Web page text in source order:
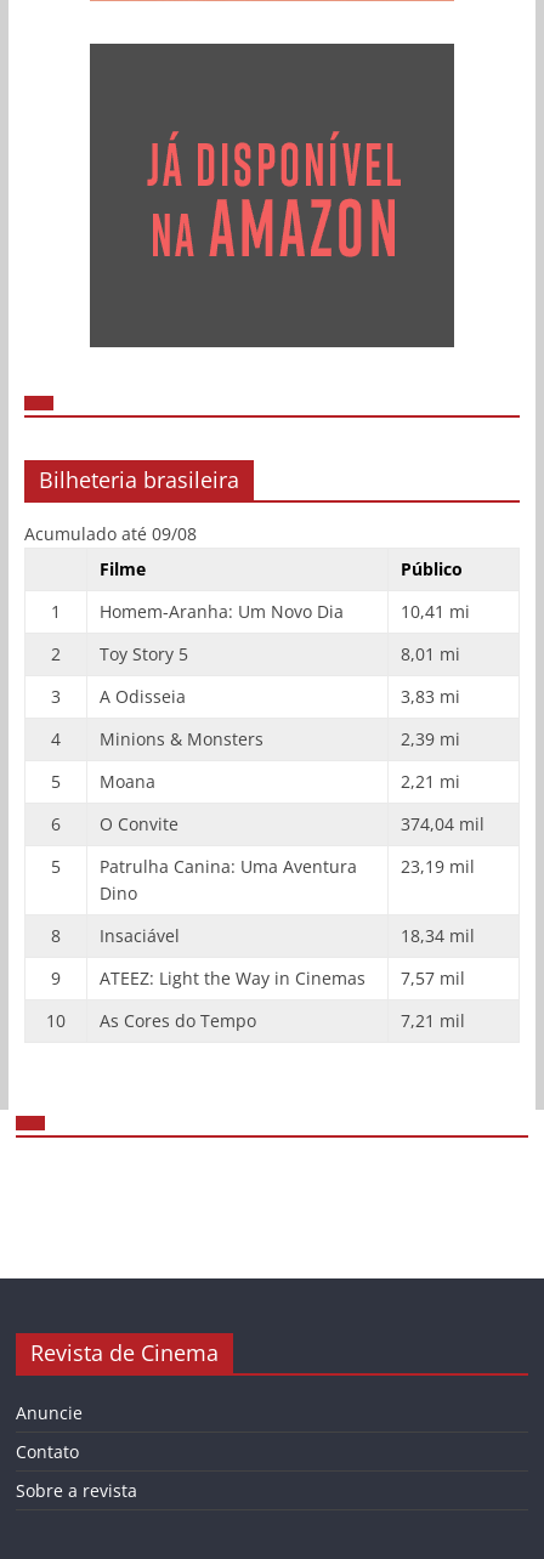
Bilheteria brasileira
Acumulado até 09/08
Filme
Público
1
Homem-Aranha: Um Novo Dia
10,41 mi
2
Toy Story 5
8,01 mi
3
A Odisseia
3,83 mi
4
Minions & Monsters
2,39 mi
5
Moana
2,21 mi
6
O Convite
374,04 mil
5
Patrulha Canina: Uma Aventura
Dino
23,19 mil
8 Insaciável
18,34 mil
9
ATEEZ: Light the Way in Cinemas
7,57 mil
10
As Cores do Tempo 7,21 mil
Revista de Cinema
Anuncie
Contato
Sobre a revista